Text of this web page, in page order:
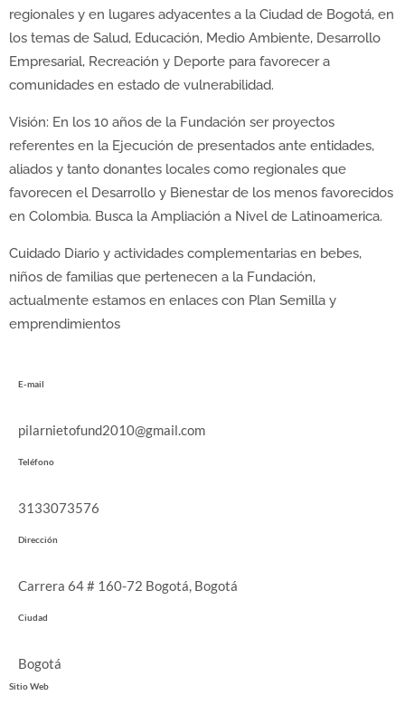
regionales y en lugares adyacentes a la Ciudad de Bogotá, en
los temas de Salud, Educación, Medio Ambiente, Desarrollo
Empresarial, Recreación y Deporte para favorecer a
comunidades en estado de vulnerabilidad.
Visión: En los 10 años de la Fundación ser proyectos
referentes en la Ejecución de presentados ante entidades,
aliados y tanto donantes locales como regionales que
favorecen el Desarrollo y Bienestar de los menos favorecidos
en Colombia. Busca la Ampliación a Nivel de Latinoamerica.
Cuidado Diario y actividades complementarias en bebes,
niños de familias que pertenecen a la Fundación,
actualmente estamos en enlaces con Plan Semilla y
emprendimientos
E-mail
pilarnietofund2010@gmail.com
Teléfono
3133073576
Dirección
Carrera 64 # 160-72 Bogotá, Bogotá
Ciudad
Bogotá
Sitio Web